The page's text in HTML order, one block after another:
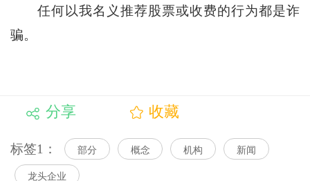
任何以我名义推荐股票或收费的行为都是诈
骗。
分享 收藏
标签1： 部分 概念 机构 新闻
龙头企业